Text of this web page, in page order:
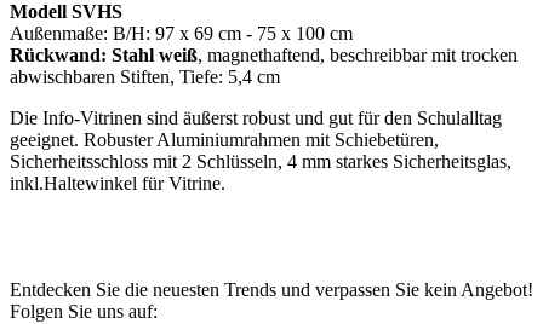
Modell SVHS
Außenmaße: B/H: 97 x 69 cm - 75 x 100 cm
Rückwand: Stahl weiß, magnethaftend, beschreibbar mit trocken
abwischbaren Stiften, Tiefe: 5,4 cm
Die Info-Vitrinen sind äußerst robust und gut für den Schulalltag
geeignet. Robuster Aluminiumrahmen mit Schiebetüren,
Sicherheitsschloss mit 2 Schlüsseln, 4 mm starkes Sicherheitsglas,
inkl.Haltewinkel für Vitrine.
Entdecken Sie die neuesten Trends und verpassen Sie kein Angebot!
Folgen Sie uns auf: